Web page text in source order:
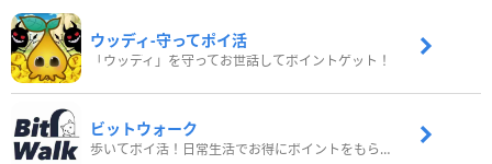
ウッディ‐守ってポイ活
「ウッディ」を守ってお世話してポイントゲット！
ビットウォーク
歩いてポイ活！日常生活でお得にポイントをもらおう